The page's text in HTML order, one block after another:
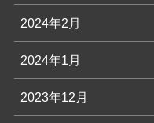
2024年2月
2024年1月
2023年12月